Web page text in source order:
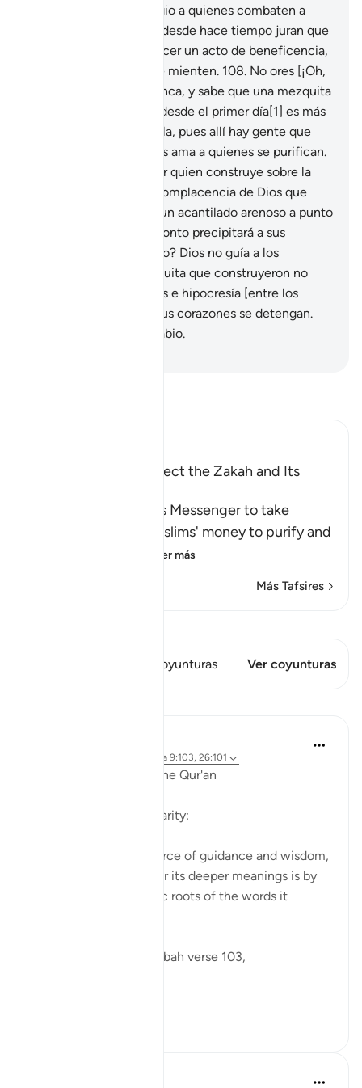
The Command to collect the Zakah and Its
Allah commanded His Messenger to take
Sadaqah from the Muslims' money to purify and
Leer más
Más Tafsires
Este versículo tiene 1 Coyunturas Ver coyunturas
aleya 9:103, 26:101
Linguistic Gems from the Qur'an
Day Twenty-Three: Charity:
The Qur'an is a rich source of guidance and wisdom,
and one way to uncover its deeper meanings is by
examining the linguistic roots of the words it
Allah says in Surah Tawbah verse 103,
creyentes[1] y dar refugio a quienes combaten a
Dios y a Su Mensajero, desde hace tiempo juran que
la construyeron para hacer un acto de beneficencia,
pero Dios atestigua que mienten. 108. No ores [¡Oh,
Mujámmad!] en ella nunca, y sabe que una mezquita
construida con piedad desde el primer día[1] es más
digna de que ores en ella, pues allí hay gente que
desea purificarse, y Dios ama a quienes se purifican.
¿Acaso no es mejor quien construye sobre la
base de la piedad y la complacencia de Dios que
quien construye sobre un acantilado arenoso a punto
de desplomarse, que pronto precipitará a sus
constructores al Infierno? Dios no guía a los
La mezquita que construyeron no
dejará de sembrar dudas e hipocresía [entre los
incrédulos] hasta que sus corazones se detengan.
Dios lo sabe todo, es Sabio.